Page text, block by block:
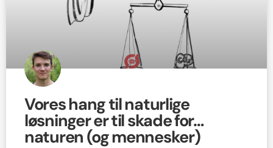
Vores hang til naturlige
løsninger er til skade for…
naturen (og mennesker)